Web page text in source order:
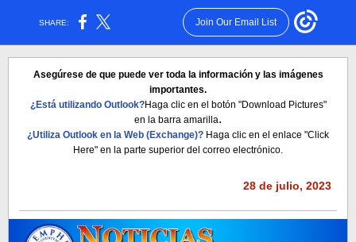
SHARE: Join Our Email List
Asegúrese de que puede ver toda la información y las imágenes
importantes.
¿Está utilizando Outlook?Haga clic en el botón "Download Pictures"
en la barra amarilla.
¿Utiliza Outlook en la Web (Exchange)? Haga clic en el enlace "Click
Here" en la parte superior del correo electrónico.
28 de julio, 2023